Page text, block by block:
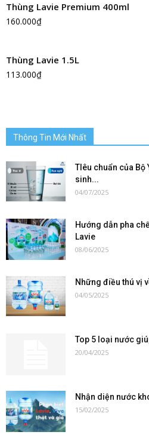
Thùng Lavie Premium 400ml
160.000₫
Thùng Lavie 1.5L
113.000₫
Thông Tin Mới Nhất
TIêu chuẩn của Bộ
sinh...
04/07/2025
Hướng dẫn pha
Lavie
08/06/2025
Những điều thú vị
04/05/2025
Top 5 loại nước
20/04/2025
Nhận diện nước
15/02/2025